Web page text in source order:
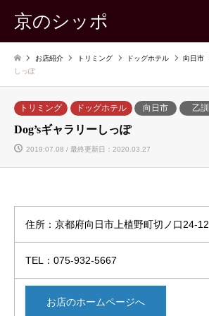
京のシッポ
お店紹介 トリミング ドッグホテル 向日市
しっぽ
トリミング ドッグホテル 向日市 乙訓
Dog’sギャラリーしっぽ
2019.07.08 / 最終更新日：2020.03.27
住所：京都府向日市上植野町切ノ口24-12
TEL：075-932-5667
お店のホームページへ